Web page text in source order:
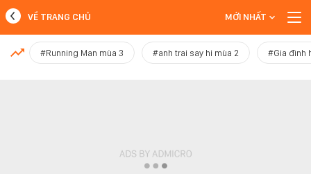
MỚI NHẤT
VỀ TRANG CHỦ MỚI NHẤT
#Running Man mùa 3 #anh trai say hi mùa 2 #Gia đình